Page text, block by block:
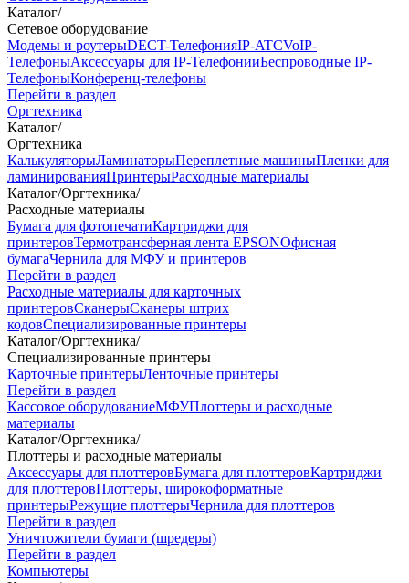
Каталог/
Сетевое оборудование
Модемы и роутерыDECT-ТелефонияIP-ATCVoIP-
ТелефоныАксессуары для IP-ТелефонииБеспроводные IP-
ТелефоныКонференц-телефоны
Перейти в раздел
Оргтехника
Каталог/
Оргтехника
КалькуляторыЛаминаторыПереплетные машиныПленки для
ламинированияПринтерыРасходные материалы
Каталог/Оргтехника/
Расходные материалы
Бумага для фотопечатиКартриджи для
принтеровТермотрансферная лента EPSONОфисная
бумагаЧернила для МФУ и принтеров
Перейти в раздел
Расходные материалы для карточных
принтеровСканерыСканеры штрих
кодовСпециализированные принтеры
Каталог/Оргтехника/
Специализированные принтеры
Карточные принтерыЛенточные принтеры
Перейти в раздел
Кассовое оборудованиеМФУПлоттеры и расходные
материалы
Каталог/Оргтехника/
Плоттеры и расходные материалы
Аксессуары для плоттеровБумага для плоттеровКартриджи
для плоттеровПлоттеры, широкоформатные
принтерыРежущие плоттерыЧернила для плоттеров
Перейти в раздел
Уничтожители бумаги (шредеры)
Перейти в раздел
Компьютеры